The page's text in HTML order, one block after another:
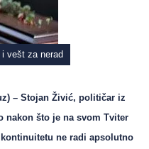
vešt za nerad
– Stojan Živić, političar iz
nakon što je na svom Tviter
ne radi apsolutno